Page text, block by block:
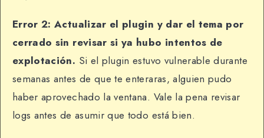
Error 2: Actualizar el plugin y dar el tema por
cerrado sin revisar si ya hubo intentos de
explotación. Si el plugin estuvo vulnerable durante
semanas antes de que te enteraras, alguien pudo
haber aprovechado la ventana. Vale la pena revisar
logs antes de asumir que todo está bien.